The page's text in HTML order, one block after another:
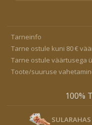
Tarneinfo
Tarne ostule kuni 80 €
Tarne ostule väärtusega
Toote/suuruse
100%
SULARAHAS